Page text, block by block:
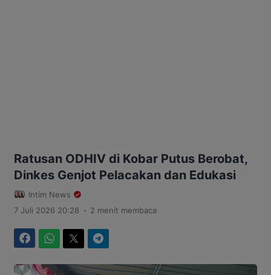
Ratusan ODHIV di Kobar Putus Berobat,
Dinkes Genjot Pelacakan dan Edukasi
Intim News
7 Juli 2026 20:28 . 2 menit membaca